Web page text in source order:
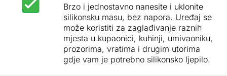
Brzo i jednostavno nanesite i uklonite
silikonsku masu, bez napora. Uređaj se
može koristiti za zaglađivanje raznih
mjesta u kupaonici, kuhinji, umivaoniku,
prozorima, vratima i drugim utorima
gdje vam je potrebno silikonsko ljepilo.